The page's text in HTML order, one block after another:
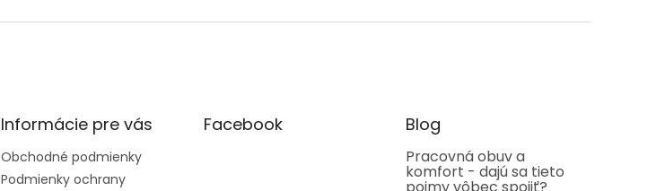
Informácie pre vás
Obchodné podmienky
Podmienky ochrany
Facebook Blog
Pracovná obuv a
komfort - dajú sa tieto